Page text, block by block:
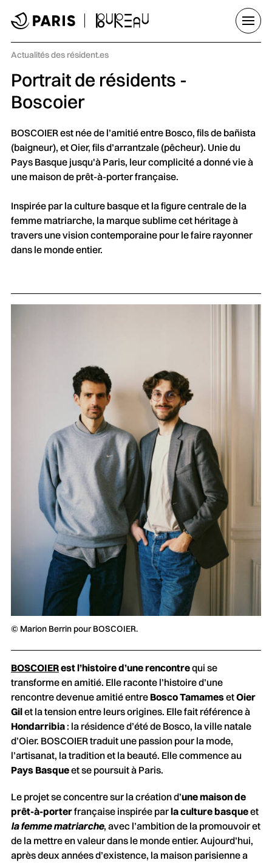
Catégorie :
Actualités des résident.es
Portrait de résidents -
Boscoier
BOSCOIER est née de l’amitié entre Bosco, fils de bañista
(baigneur), et Oier, fils d’arrantzale (pêcheur). Unie du
Pays Basque jusqu'à Paris, leur complicité a donné vie à
une maison de prêt-à-porter française.
Inspirée par la culture basque et la figure centrale de la
femme matriarche, la marque sublime cet héritage à
travers une vision contemporaine pour le faire rayonner
dans le monde entier.
© Marion Berrin pour BOSCOIER.
BOSCOIERest l’histoire d’une rencontrequi se
transforme en amitié. Elle raconte l’histoire d’une
rencontre devenue amitié entre Bosco TamamesetOier
Gilet la tension entre leurs origines. Elle fait référence à
Hondarribia: la résidence d’été de Bosco, la ville natale
d’Oier. BOSCOIER traduit une passion pour la mode,
l’artisanat, la tradition et la beauté. Elle commence au
Pays Basqueet se poursuit à Paris.
Le projet se concentre sur la création d’une maison de
prêt-à-porterfrançaise inspirée parla culture basqueet
la femme matriarche, avec l’ambition de la promouvoir et
de la mettre en valeur dans le monde entier. Aujourd’hui,
après deux années d’existence, la maison parisienne a